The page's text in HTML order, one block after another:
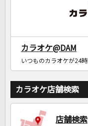
カラオケ@DAM
いつものカラオケが24
カラオケ店舗検索
店舗検索